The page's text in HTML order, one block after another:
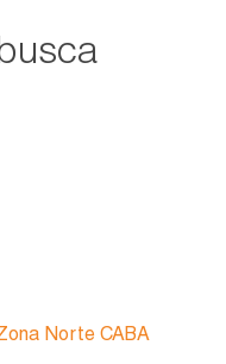
Norte CABA